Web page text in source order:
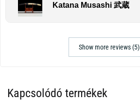
Katana Musashi 武蔵
Show more reviews (5)
Kapcsolódó termékek